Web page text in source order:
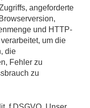
angeforderte
und HTTP-
um die
die
Fehler zu
zu